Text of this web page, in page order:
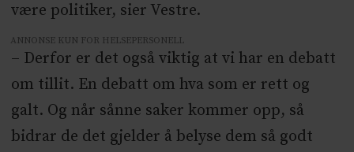
være politiker, sier Vestre.
ANNONSE KUN FOR HELSEPERSONELL
– Derfor er det også viktig at vi har en debatt
om tillit. En debatt om hva som er rett og
galt. Og når sånne saker kommer opp, så
bidrar de det gjelder å belyse dem så godt